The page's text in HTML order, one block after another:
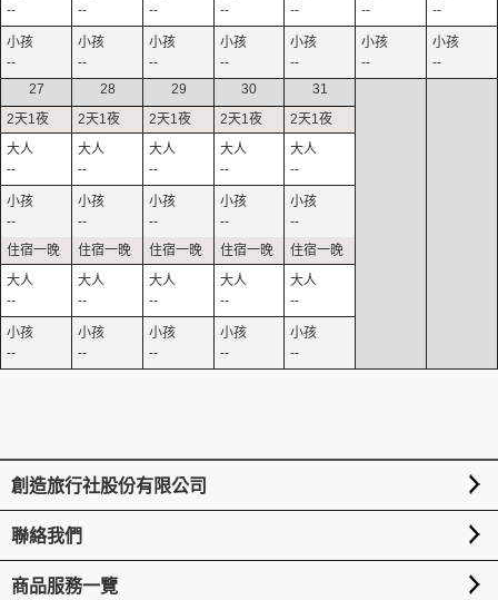
--
--
--
--
--
--
--
--
--
--
--
--
--
--
27
--
--
--
--
28
--
--
--
--
29
--
--
--
--
30
--
--
--
--
31
--
--
--
--
創造旅行社股份有限公司
聯絡我們
商品服務一覽